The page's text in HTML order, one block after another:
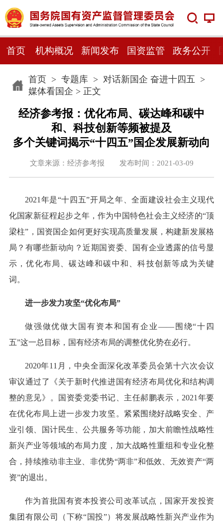
首页 机构概况 新闻发布 国资监管 政务公开
首页> 专题库> 对话新国企 奋进十四五 >
媒体看国企 > 正文
经济参考报：优化布局、碳达峰和碳中
和、科技创新等频被提及
多个关键词揭示“十四五”国企发展新动向
文章来源：经济参考报 发布时间：2021-03-09
2021年是“十四五”开局之年、全面建设社会主义现代
化国家新征程起步之年，作为中国特色社会主义经济的“顶
梁柱”，国资国企如何更好实现高质量发展，构建新发展格
局？有哪些新动向？近期国资委、国有企业透露的信号显
示，优化布局、碳达峰和碳中和、科技创新等成为关键
词。
进一步发力攻坚“优化布局”
做强做优做大国有资本和国有企业——围绕“十四
五”这一总目标，国有经济布局的调整优化势在必行。
2020年11月，中央全面深化改革委员会第十六次会议
审议通过了《关于新时代推进国有经济布局优化和结构调
整的意见》。国资委党委书记、主任郝鹏表示，2021年要
在优化布局上进一步发力攻坚。紧紧围绕好战略安全、产
业引领、国计民生、公共服务等功能，加大前瞻性战略性
新兴产业等领域的布局力度，加大战略性重组和专业化整
合，持续推动非主业、非优势“两非”和低效、无效资产“两
资”的退出。
作为首批国有资本投资公司改革试点，国家开发投资
集团有限公司（下称“国投”）将发展战略性新兴产业作为